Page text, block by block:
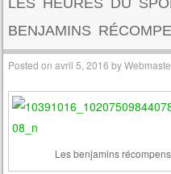
BENJAMINS
Posted onavril 5, 2016 by
Les benjamins